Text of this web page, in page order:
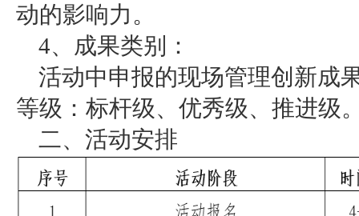
动的影响力。
4、成果类别：
活动中申报的现场管理创新成
等级：标杆级、优秀级、推进级
二、活动安排